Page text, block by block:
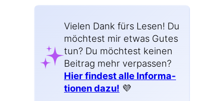
Vie­len Dank fürs Lesen! Du
möch­test mir etwas Gutes
tun? Du möch­test kei­nen
Bei­trag mehr ver­pas­sen?
Hier fin­dest alle Infor­ma­
tio­nen dazu! 💜